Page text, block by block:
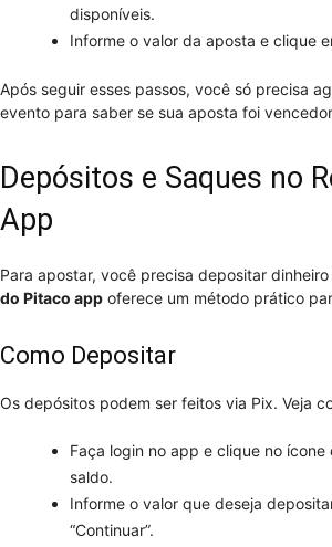
disponíveis.
Informe o valor da aposta e clique
Após seguir esses passos, você só precisa
evento para saber se sua aposta foi
Depósitos e Saques no
App
Para apostar, você precisa depositar
do Pitaco app oferece um método prático
Como Depositar
Os depósitos podem ser feitos via Pix. Veja
Faça login no app e clique no
saldo.
Informe o valor que deseja
“Continuar”.